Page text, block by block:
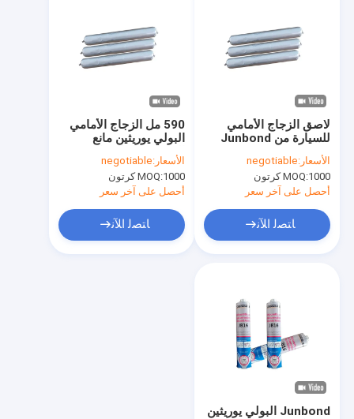
معلومات عنا
اتصل بنا
اطلب اقتباس
News
تسرب سيليكون محايد
تسرب سيليكون البناء
رغوة البولي يوريثين
590 مل الزجاج الأمامي
البولي يوريثين مانع
الأمامي لاصق الترابط
الأسعار:negotiable
MOQ:1000 كرتون
أحصل على آخر سعر
ﺎﺘﺼﻟ ﺍﻶﻧ
لاصق الزجاج الأمامي
للسيارة من Junbond
Pu 590ml
الأسعار:negotiable
MOQ:1000 كرتون
أحصل على آخر سعر
ﺎﺘﺼﻟ ﺍﻶﻧ
Junbond البولي يوريثين